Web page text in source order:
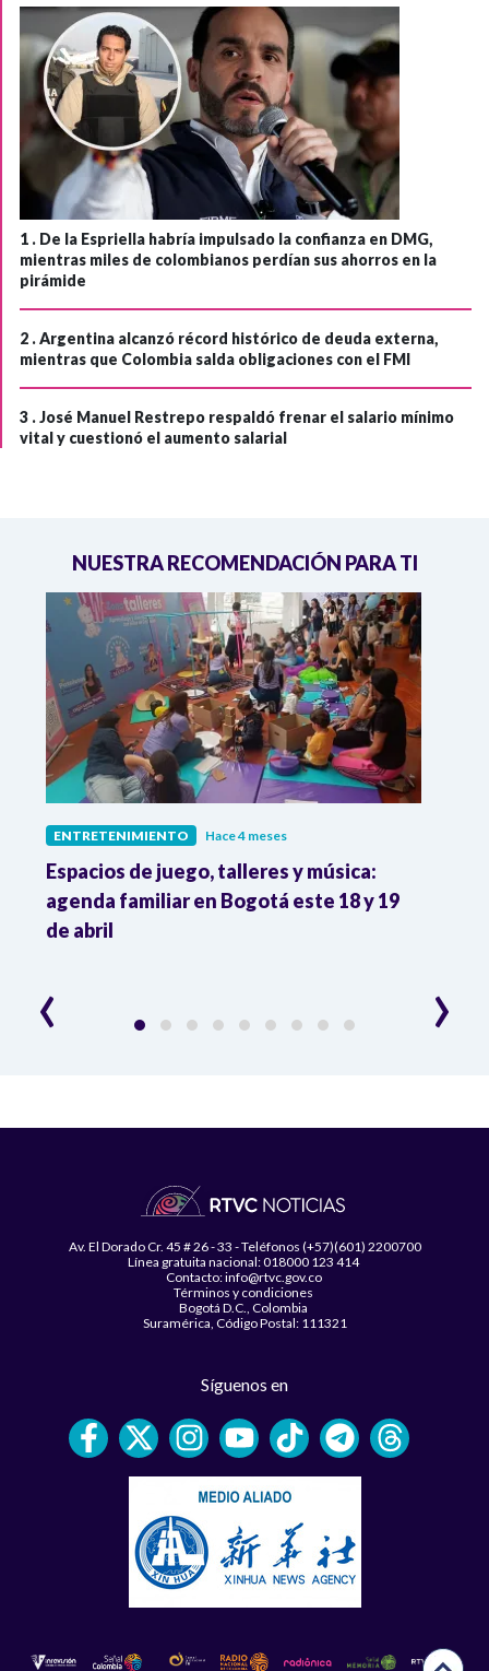
1 . De la Espriella habría impulsado la confianza en DMG,
mientras miles de colombianos perdían sus ahorros en la
pirámide
2 .Argentina alcanzó récord histórico de deuda externa,
mientras que Colombia salda obligaciones con el FMI
3 .José Manuel Restrepo respaldó frenar el salario mínimo
vital y cuestionó el aumento salarial
NUESTRA RECOMENDACIÓN PARA TI
ENTRETENIMIENTO Hace 4 meses
Espacios de juego, talleres y música:
agenda familiar en Bogotá este 18 y 19
de abril
‹ ›
Av. El Dorado Cr. 45 # 26 - 33 - Teléfonos (+57)(601) 2200700
Línea gratuita nacional: 018000 123 414
Contacto: info@rtvc.gov.co
Términos y condiciones
Bogotá D.C., Colombia
Suramérica, Código Postal: 111321
Síguenos en